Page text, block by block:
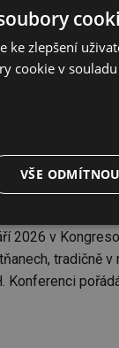
staveb
Srdečně Vás
2026 v
tradičně
Konferenci
zlepšení
cookie v
VŠE
cílení